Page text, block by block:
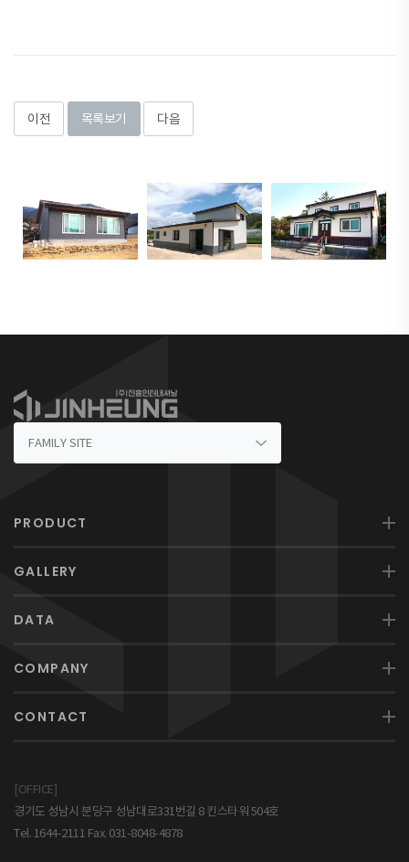
이전 목록보기 다음
PRODUCT
GALLERY
DATA
COMPANY
CONTACT
[OFFICE]
경기도 성남시 분당구 성남대로331번길 8 킨스타워 504호
Tel. 1644-2111 Fax. 031-8048-4878